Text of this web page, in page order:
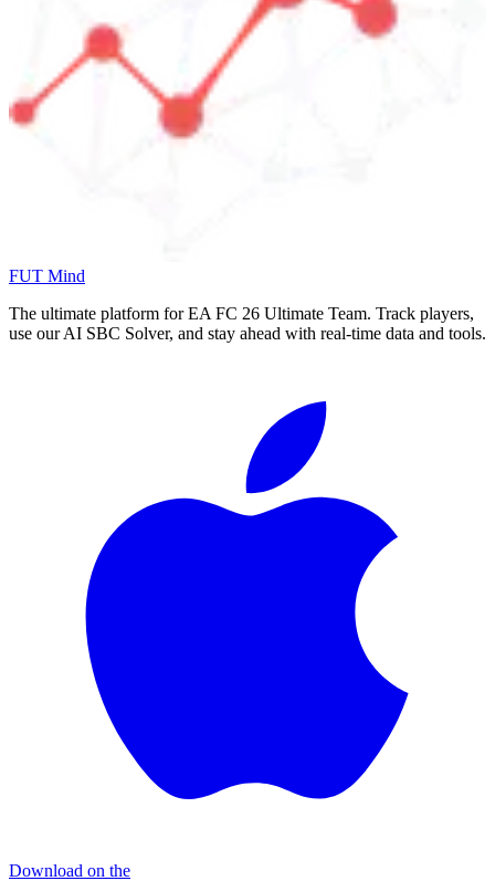
FUT Mind
The ultimate platform for EA FC 26 Ultimate Team. Track players,
use our AI SBC Solver, and stay ahead with real-time data and tools.
Download on the